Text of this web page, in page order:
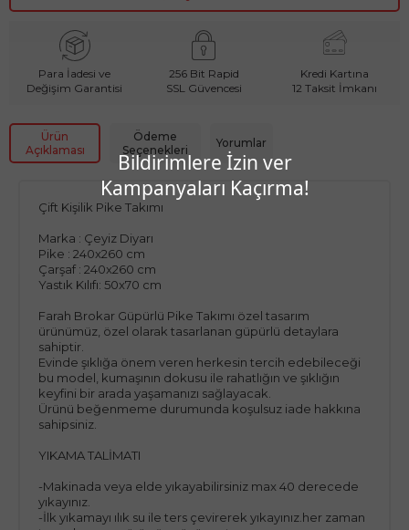
Bildirimlere İzin ver
Kampanyaları Kaçırma!
Para İadesi ve
Değişim Garantisi
256 Bit Rapid
SSL Güvencesi
Kredi Kartına
12 Taksit İmkanı
Ürün
Açıklaması
Ödeme
Seçenekleri
Yorumlar
Çift Kişilik Pike Takımı
Marka : Çeyiz Diyarı
Pike : 240x260 cm
Çarşaf : 240x260 cm
Yastık Kılıfı: 50x70 cm
Farah Brokar Güpürlü Pike Takımı özel tasarım
ürünümüz, özel olarak tasarlanan güpürlü detaylara
sahiptir.
Evinde şıklığa önem veren herkesin tercih edebileceği
bu model, kumaşının dokusu ile rahatlığın ve şıklığın
keyfini bir arada yaşamanızı sağlayacak.
Ürünü beğenmeme durumunda koşulsuz iade hakkına
sahipsiniz.
YIKAMA TALİMATI
-Makinada veya elde yıkayabilirsiniz max 40 derecede
yıkayınız.
-İlk yıkamayı ılık su ile ters çevirerek yıkayınız.her zaman